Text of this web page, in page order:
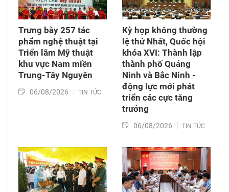
Trưng bày 257 tác
phẩm nghệ thuật tại
Triển lãm Mỹ thuật
khu vực Nam miền
Trung-Tây Nguyên
06/08/2026 TIN TỨC
Kỳ họp không thường
lệ thứ Nhất, Quốc hội
khóa XVI: Thành lập
thành phố Quảng
Ninh và Bắc Ninh -
động lực mới phát
triển các cực tăng
trưởng
06/08/2026 TIN TỨC